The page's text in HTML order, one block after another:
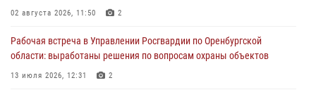
При силовой поддержке ОМОН «Кобра» Росгвардии в Оренбурге
23 июля 2026, 10:47
Итоги работы Управления вневедомственной охраны Росгвардии
02 августа 2026, 11:50 2
Рабочая встреча в Управлении Росгвардии по Оренбургской
области: выработаны решения по вопросам охраны объектов
13 июля 2026, 12:31 2